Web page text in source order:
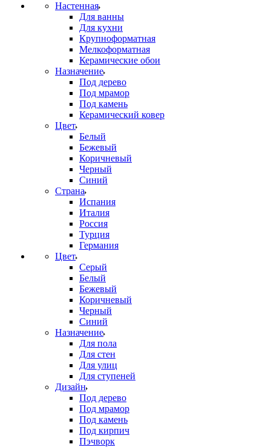
Настенная
Для ванны
Для кухни
Крупноформатная
Мелкоформатная
Керамические обои
Назначение
Под дерево
Под мрамор
Под камень
Керамический ковер
Цвет
Белый
Бежевый
Коричневый
Черный
Синий
Страна
Испания
Италия
Россия
Турция
Германия
Цвет
Серый
Белый
Бежевый
Коричневый
Черный
Синий
Назначение
Для пола
Для стен
Для улиц
Для ступеней
Дизайн
Под дерево
Под мрамор
Под камень
Под кирпич
Пэчворк